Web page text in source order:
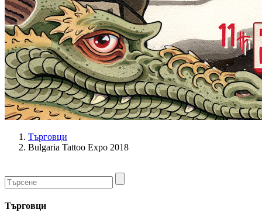
Търговци
Bulgaria Tattoo Expo 2018
Търговци